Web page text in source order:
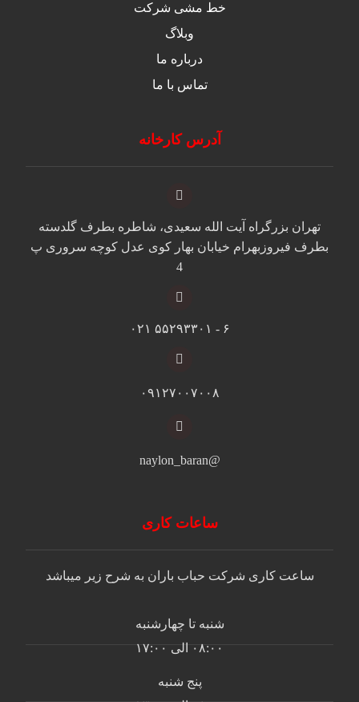
خط مشی شرکت
وبلاگ
درباره ما
تماس با ما
آدرس کارخانه
تهران بزرگراه آیت الله سعیدی، شاطره بطرف گلدسته
بطرف فیروزبهرام خیابان بهار کوی عدل کوچه سروری پ
4
۶ - ۵۵۲۹۳۳۰۱ ۰۲۱
۰۹۱۲۷۰۰۷۰۰۸
@naylon_baran
ساعات کاری
ساعت کاری شرکت حباب باران به شرح زیر میباشد
شنبه تا چهارشنبه
۰۸:۰۰ الی ۱۷:۰۰
پنج شنبه